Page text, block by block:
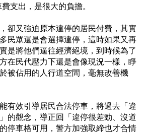
費支出，是很大的負擔。
卻又強迫原本違停的居民付費，其實
民眾還是會選擇違停，這時如果又再
是將他們逼往經濟絕境，到時候為了
在民代壓力下還是會像現況一樣，睜
被佔用的人行道空間，毫無改善機
有效引導居民合法停車，將過去「違
的觀念，導正回「違停很差勁、沒道
停車格可用，警方加強取締也才合情